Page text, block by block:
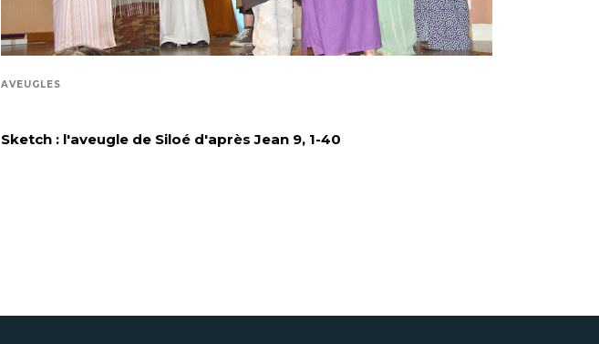
AVEUGLES
Sketch : l'aveugle de Siloé d'après Jean 9, 1-40